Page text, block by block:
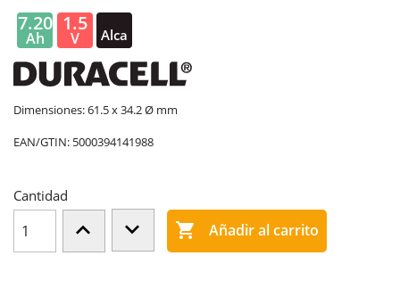
7.20
Ah
1.5
V
Alca
lina
Dimensiones: 61.5 x 34.2 Ø mm
EAN/GTIN: 5000394141988
Cantidad
 Añadir al carrito